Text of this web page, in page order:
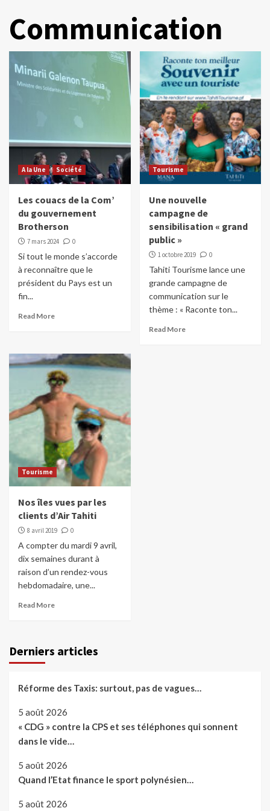
Communication
A la Une Société
Les couacs de la Com’
du gouvernement
Brotherson
7 mars 2024 0
Si tout le monde s’accorde
à reconnaître que le
président du Pays est un
fin...
Read More
Tourisme
Une nouvelle
campagne de
sensibilisation « grand
public »
1 octobre 2019 0
Tahiti Tourisme lance une
grande campagne de
communication sur le
thème : « Raconte ton...
Read More
Tourisme
Nos îles vues par les
clients d’Air Tahiti
8 avril 2019 0
A compter du mardi 9 avril,
dix semaines durant à
raison d’un rendez-vous
hebdomadaire, une...
Read More
Derniers articles
Réforme des Taxis: surtout, pas de vagues…
5 août 2026
« CDG » contre la CPS et ses téléphones qui sonnent
dans le vide…
5 août 2026
Quand l’Etat finance le sport polynésien…
5 août 2026